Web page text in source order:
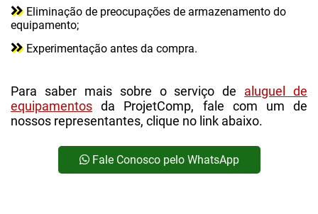
Eliminação de preocupações de armazenamento do
equipamento;
Experimentação antes da compra.
Para saber mais sobre o serviço de aluguel de
equipamentos da ProjetComp, fale com um de
nossos representantes, clique no link abaixo.
Fale Conosco pelo WhatsApp